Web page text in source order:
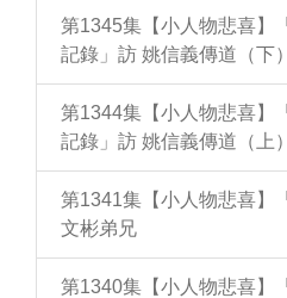
第1345集【小人物悲喜】
記錄」訪 姚信義傳道（下）
第1344集【小人物悲喜】
記錄」訪 姚信義傳道（上）
第1341集【小人物悲喜】
文彬弟兄
第1340集【小人物悲喜】